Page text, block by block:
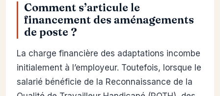
Comment s’articule le
financement des aménagements
de poste ?
La charge financière des adaptations incombe
initialement à l’employeur. Toutefois, lorsque le
salarié bénéficie de la Reconnaissance de la